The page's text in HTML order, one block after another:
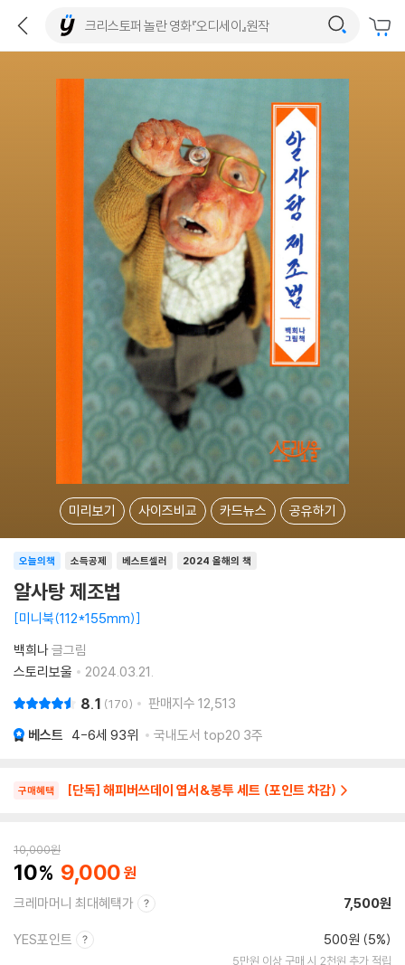
미리보기 사이즈비교 카드뉴스 공유하기
소득공제 베스트셀러
오늘의책 2024 올해의 책
알사탕 제조법
미니북(112*155mm)
백희나글그림
스토리보울
2024.03.21.
8.1 170 판매지수 12,513
베스트 4-6세 93위 국내도서 top20 3주
구매혜택 [단독] 해피버쓰데이 엽서&봉투 세트 (포인트 차감)
10,000원
10 9,000
크레마머니 최대혜택가 7,500원
YES포인트 500원 (5%)
5만원 이상 구매 시 2천원 추가 적립